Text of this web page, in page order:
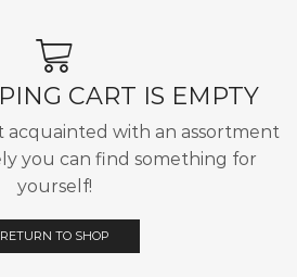
CART IS EMPTY
acquainted with an assortment
you can find something for
yourself!
RETURN TO SHOP